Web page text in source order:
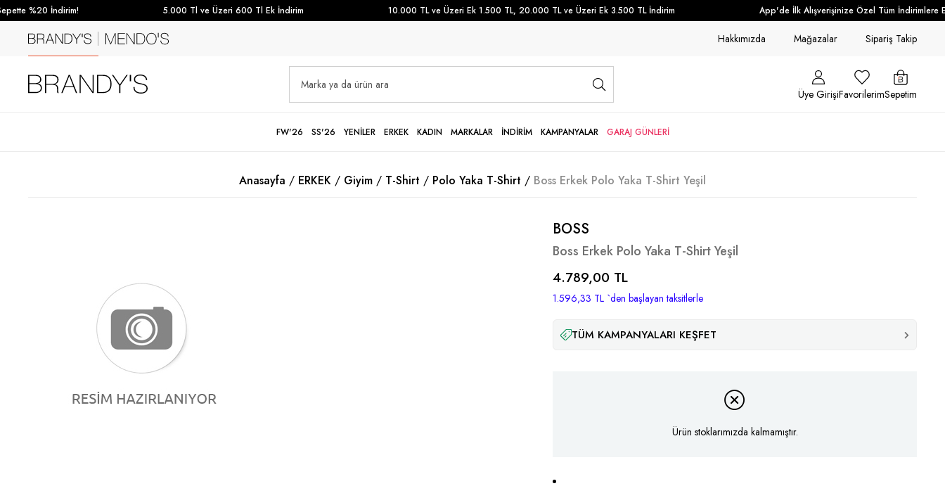
%20 İndirim! 5.000 Tl ve Üzeri 600 Tl Ek İndirim 10.000 TL ve Üzeri Ek 1.500 TL, 20.000 TL ve Üzeri Ek 3.500 TL İndirim App'de İlk Alışverişinize Özel Tüm İndirimlere
Hakkımızda Mağazalar Sipariş Takip
Üye GirişiFavorilerimSepetim
FW'26 SS'26 YENİLER ERKEK KADIN MARKALAR İNDİRİM KAMPANYALAR GARAJ GÜNLERİ
Anasayfa ERKEK Giyim T-Shirt Polo Yaka T-Shirt Boss Erkek Polo Yaka T-Shirt Yeşil
BOSS
Boss Erkek Polo Yaka T-Shirt Yeşil
4.789,00 TL
1.596,33 TL `den başlayan taksitlerle
TÜM KAMPANYALARI KEŞFET
Ürün stoklarımızda kalmamıştır.